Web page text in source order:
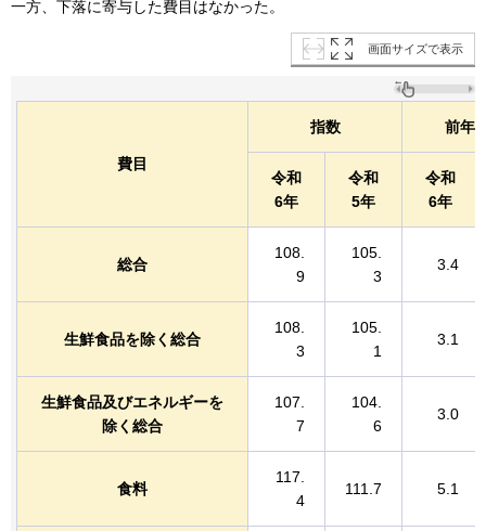
一方、下落に寄与した費目はなかった。
画面サイズで表示
費目
指数 前年
令和
6年
令和
5年
令和
6年
総合
108.
9
105.
3
3.4
生鮮食品を除く総合
108.
3
105.
1
3.1
生鮮食品及びエネルギーを
除く総合
107.
7
104.
6
3.0
食料
117.
4
111.7 5.1